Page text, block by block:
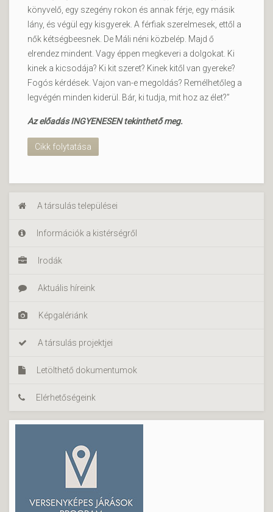
könyvelő, egy szegény rokon és annak férje, egy másik
lány, és végül egy kisgyerek. A férfiak szerelmesek, ettől a
nők kétségbeesnek. De Máli néni közbelép. Majd ő
elrendez mindent. Vagy éppen megkeveri a dolgokat. Ki
kinek a kicsodája? Ki kit szeret? Kinek kitől van gyereke?
Fogós kérdések. Vajon van-e megoldás? Remélhetőleg a
legvégén minden kiderül. Bár, ki tudja, mit hoz az élet?”
Az előadás INGYENESEN tekinthető meg.
Cikk folytatása
A társulás települései
Információk a kistérségről
Irodák
Aktuális híreink
Képgalériánk
A társulás projektjei
Letölthető dokumentumok
Elérhetőségeink